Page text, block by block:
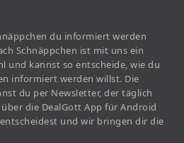
du informiert werden
Schnäppchen ist mit uns ein
und kannst so entscheide, wie du
informiert werden willst. Die
du per Newsletter, der täglich
die DealGott App für Android
und wir bringen dir die